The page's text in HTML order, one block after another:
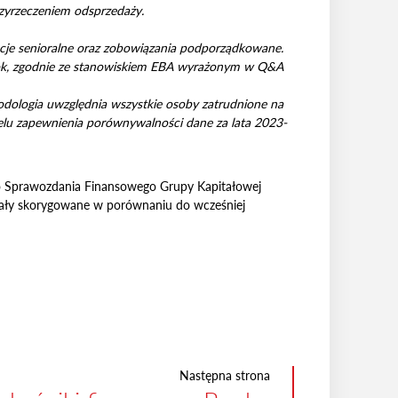
odsprzedaży.
senioralne oraz zobowiązania podporządkowane.
zgodnie ze stanowiskiem EBA wyrażonym w Q&A
uwzględnia wszystkie osoby zatrudnione na
zapewnienia porównywalności dane za lata 2023-
Finansowego Grupy Kapitałowej
skorygowane w porównaniu do wcześniej
Następna strona